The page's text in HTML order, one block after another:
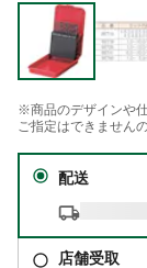
※商品のデザインや
ご指定はできません
配送
店舗受取